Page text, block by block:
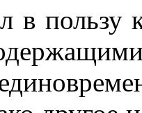
в пользу